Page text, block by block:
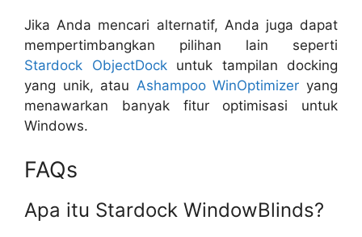
Jika Anda mencari alternatif, Anda juga dapat
mempertimbangkan pilihan lain seperti
Stardock ObjectDockuntuk tampilan docking
yang unik, atau Ashampoo WinOptimizer yang
menawarkan banyak fitur optimisasi untuk
Windows.
FAQs
Apa itu Stardock WindowBlinds?